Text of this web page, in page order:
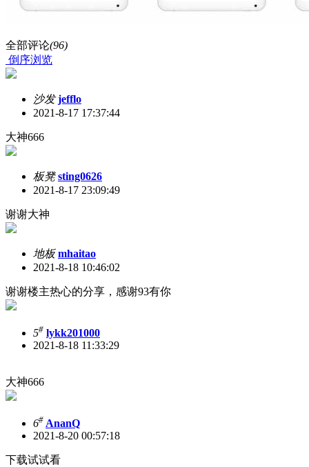
全部评论(96)
倒序浏览
沙发 jefflo
2021-8-17 17:37:44
大神666
板凳 sting0626
2021-8-17 23:09:49
谢谢大神
地板 mhaitao
2021-8-18 10:46:02
谢谢楼主热心的分享，感谢93有你
5# lykk201000
2021-8-18 11:33:29
大神666
6# AnanQ
2021-8-20 00:57:18
下载试试看